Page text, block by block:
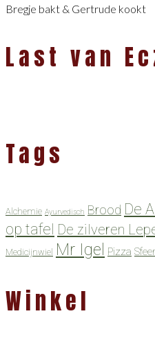
Bregje bakt & Gertrude kookt
Last van
Tags
Alchemie Ayurvedisch Brood De
op tafel De zilveren
Medicijnwiel Mr Igel Pizza
Winkel